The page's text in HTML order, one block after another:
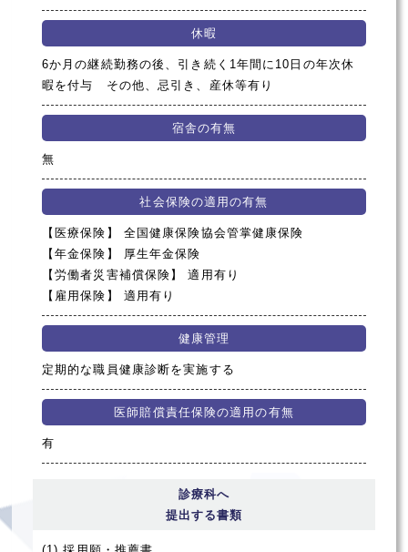
休暇
6か月の継続勤務の後、引き続く1年間に10日の年次休
暇を付与 その他、忌引き、産休等有り
宿舎の有無
無
社会保険の適用の有無
【医療保険】 全国健康保険協会管掌健康保険
【年金保険】 厚生年金保険
【労働者災害補償保険】 適用有り
【雇用保険】 適用有り
健康管理
定期的な職員健康診断を実施する
医師賠償責任保険の適用の有無
有
診療科へ
提出する書類